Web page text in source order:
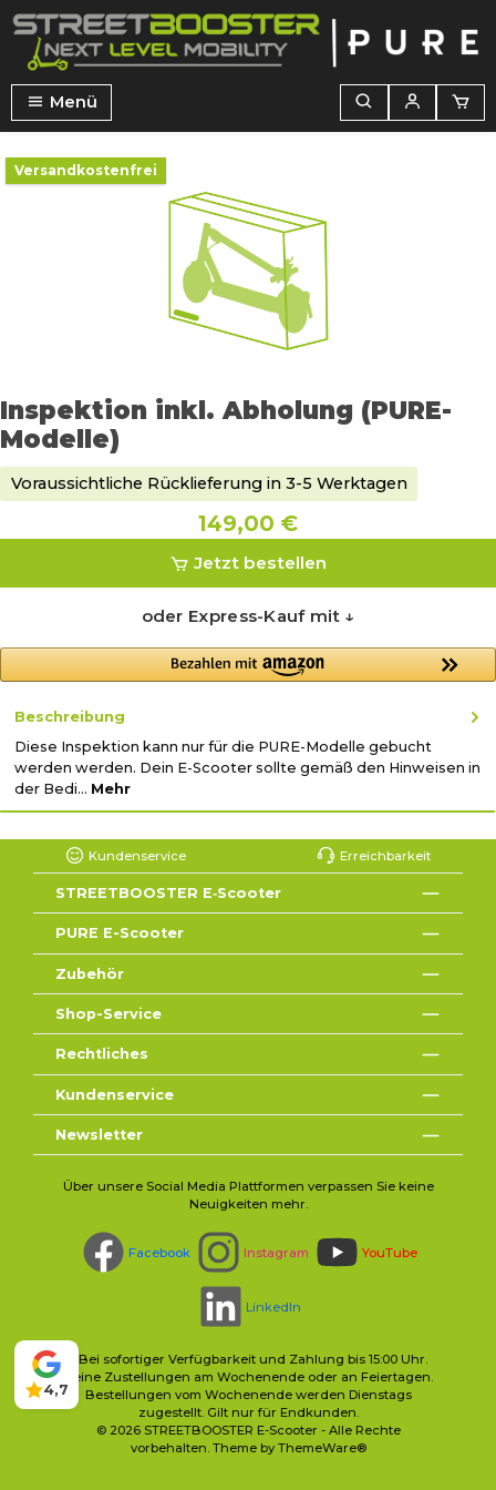
springen
Menü
Bildergalerie überspringen
Versandkostenfrei
Inspektion inkl. Abholung (PURE-
Modelle)
Voraussichtliche Rücklieferung in 3-5 Werktagen
149,00 €
Jetzt bestellen
oder Express-Kauf mit ↓
Beschreibung
Diese Inspektion kann nur für die PURE-Modelle gebucht
werden werden. Dein E-Scooter sollte gemäß den Hinweisen in
der Bedi… Mehr
Kundenservice Erreichbarkeit
STREETBOOSTER E‑Scooter
PURE E-Scooter
Zubehör
Shop-Service
Rechtliches
Kundenservice
Newsletter
Über unsere Social Media Plattformen verpassen Sie keine
Neuigkeiten mehr.
Facebook Instagram YouTube
LinkedIn
* Bei sofortiger Verfügbarkeit und Zahlung bis 15:00 Uhr.
Keine Zustellungen am Wochenende oder an Feiertagen.
Bestellungen vom Wochenende werden Dienstags
zugestellt. Gilt nur für Endkunden.
4,7
© 2026 STREETBOOSTER E-Scooter - Alle Rechte
vorbehalten. Theme by ThemeWare®